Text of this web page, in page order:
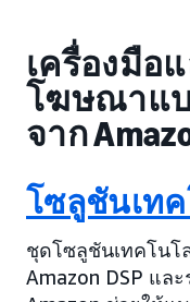
เครื่องมือ
โฆษณาแ
จาก
โซลูชันเท
ชุดโซลูชันเทคโนโ
Amazon DSP แล